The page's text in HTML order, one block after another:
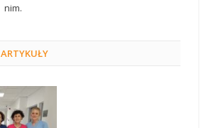
nim.
ARTYKUŁY